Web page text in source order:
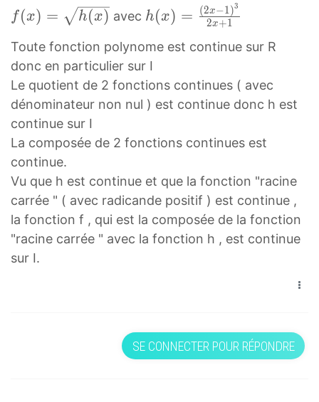
f
x
)
=
h
(
x
)
f
(
x
)
=
f(x) = h(x) avec h
x
)
=
(
x
1
)
3
2
x
)
h(x) = 2x+1
(2x−1 )3
Toute fonction polynome est continue sur R
donc en particulier sur I
Le quotient de 2 fonctions continues ( avec
dénominateur non nul ) est continue donc h est
continue sur I
La composée de 2 fonctions continues est
continue.
Vu que h est continue et que la fonction "racine
carrée " ( avec radicande positif ) est continue ,
la fonction f , qui est la composée de la fonction
"racine carrée " avec la fonction h , est continue
sur I.
SE CONNECTER POUR RÉPONDRE